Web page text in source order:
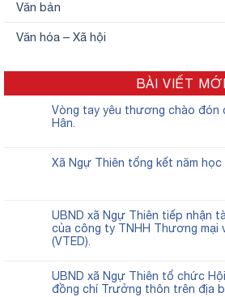
Văn bản
Văn hóa – Xã hội
BÀI VIẾT MỚI
Vòng tay yêu thương chào đón
Hân.
Xã Ngự Thiên tổng kết năm học
UBND xã Ngự Thiên tiếp nhận
của công ty TNHH Thương mại
(VTED).
UBND xã Ngự Thiên tổ chức
đồng chí Trưởng thôn trên địa